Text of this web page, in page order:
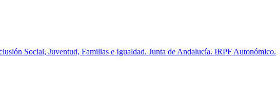
Social, Juventud, Familias e Igualdad. Junta de Andalucía. IRPF Autonómico.​